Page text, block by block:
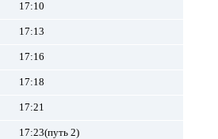
17:10
17:13
17:16
17:18
17:21
17:23(путь 2)